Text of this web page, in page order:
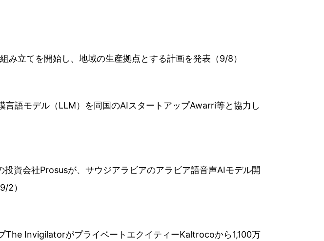
立てを開始し、地域の生産拠点とする計画を発表（9/8）
語モデル（LLM）を同国のAIスタートアップAwarri等と協力し
資会社Prosusが、サウジアラビアのアラビア語音声AIモデル開
2）
The InvigilatorがプライベートエクイティーKaltrocoから1,100万